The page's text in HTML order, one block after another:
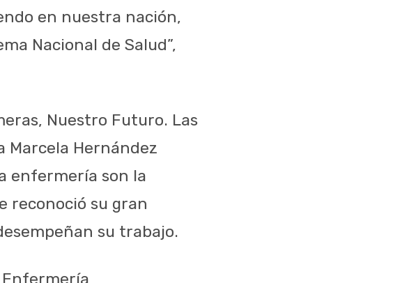
en nuestra nación,
Nacional de Salud”,
Nuestro Futuro. Las
Marcela Hernández
enfermería son la
reconoció su gran
su trabajo.